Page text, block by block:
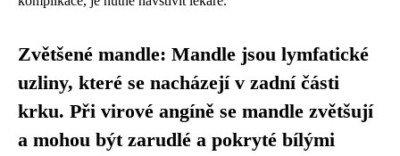
Zvětšené mandle: Mandle jsou lymfatické
uzliny, které se nacházejí v zadní části
krku. Při virové angíně se mandle zvětšují
a mohou být zarudlé a pokryté bílými